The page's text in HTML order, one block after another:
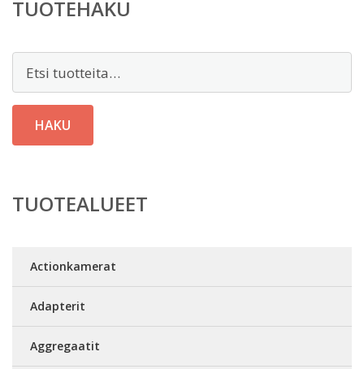
TUOTEHAKU
HAKU
TUOTEALUEET
Actionkamerat
Adapterit
Aggregaatit